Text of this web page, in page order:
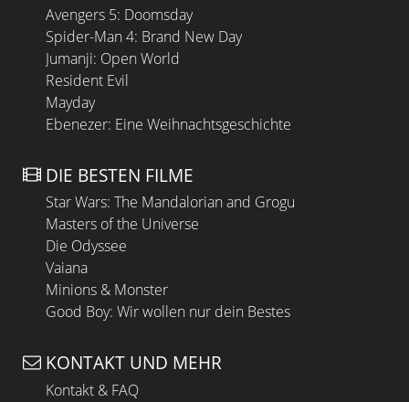
Avengers 5: Doomsday
Spider-Man 4: Brand New Day
Jumanji: Open World
Resident Evil
Mayday
Ebenezer: Eine Weihnachtsgeschichte
DIE BESTEN FILME
Star Wars: The Mandalorian and Grogu
Masters of the Universe
Die Odyssee
Vaiana
Minions & Monster
Good Boy: Wir wollen nur dein Bestes
KONTAKT UND MEHR
Kontakt & FAQ